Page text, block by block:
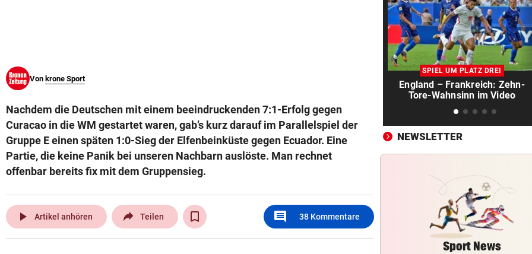
Von krone Sport
Nachdem die Deutschen mit einem beeindruckenden 7:1-Erfolg gegen
Curacao in die WM gestartet waren, gab’s kurz darauf im Parallelspiel der
Gruppe E einen späten 1:0-Sieg der Elfenbeinküste gegen Ecuador. Eine
Partie, die keine Panik bei unseren Nachbarn auslöste. Man rechnet
offenbar bereits fix mit dem Gruppensieg.
play_arrow Artikel anhören Teilen comment 38 Kommentare
Bayern mahnt Konkurrenz:
kann es nicht sein!“
HARTWIG IN ST. PÖLTEN vor 2
Filmreife Rückkehr des
„Weltmeister-Sprosses“
GEGEN WATTENS
Altachs Massombo kennt den
Schlüssel zum Erfolg
VORWÜRFE UND TRÄNEN vor
heute gelähmt!“
KÄRNTNERIN IN DEN USA
Kurios! WM-Starterin lernte
Youtube das Gehen
SPIEL UM PLATZ DREI
England – Frankreich: Zehn-
Tore-Wahnsinn im Video
NEWSLETTER
Sport News